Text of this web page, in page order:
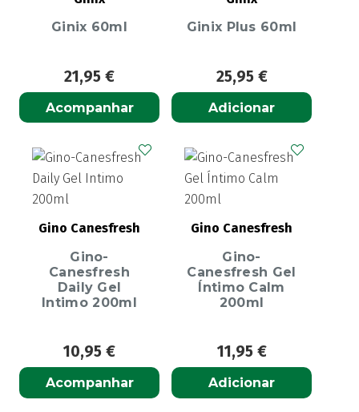
Ginix 60ml
21,95 €
Acompanhar
Ginix Plus 60ml
25,95 €
Adicionar
Gino Canesfresh
Gino-
Canesfresh
Daily Gel
Intimo 200ml
10,95 €
Acompanhar
Gino Canesfresh
Gino-
Canesfresh Gel
Íntimo Calm
200ml
11,95 €
Adicionar